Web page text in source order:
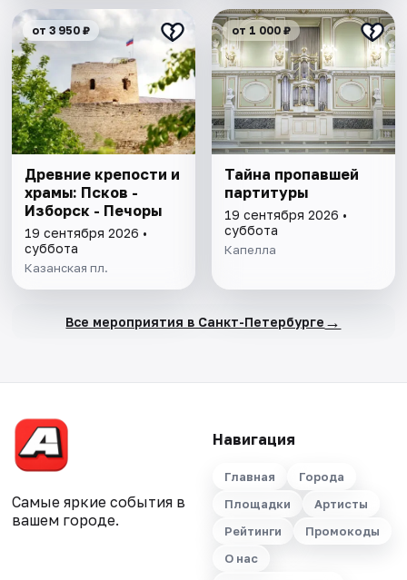
от 3 950 ₽
Древние крепости и
храмы: Псков -
Изборск - Печоры
19 сентября 2026 •
суббота
Казанская пл.
от 1 000 ₽
Тайна пропавшей
партитуры
19 сентября 2026 •
суббота
Капелла
Все мероприятия в Санкт-Петербурге →
Самые яркие события в
вашем городе.
Навигация
Главная
Города
Площадки
Артисты
Рейтинги
Промокоды
О нас